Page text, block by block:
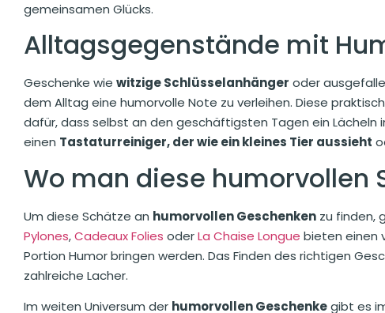
gemeinsamen Glücks.
Alltagsgegenstände mit
Geschenke wie witzige Schlüsselanhänger oder
dem Alltag eine humorvolle Note zu verleihen. Diese
dafür, dass selbst an den geschäftigsten Tagen ein Lächeln
einen Tastaturreiniger, der wie ein kleines Tier aussieht
Wo man diese humorvollen
Um diese Schätze an humorvollen Geschenken zu finden,
Pylones,Cadeaux Folies oderLa Chaise Longue bieten einen
Portion Humor bringen werden. Das Finden des richtigen
zahlreiche Lacher.
Im weiten Universum der humorvollen Geschenkegibt es